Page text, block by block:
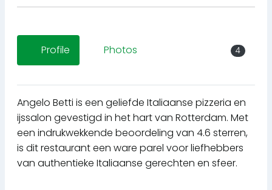
Profile Photos 4
Angelo Betti is een geliefde Italiaanse pizzeria en
ijssalon gevestigd in het hart van Rotterdam. Met
een indrukwekkende beoordeling van 4.6 sterren,
is dit restaurant een ware parel voor liefhebbers
van authentieke Italiaanse gerechten en sfeer.